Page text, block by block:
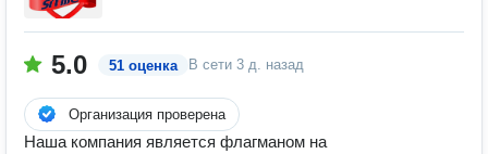
5.0 51 оценка В сети 3 д. назад
Организация проверена
Наша компания является флагманом на